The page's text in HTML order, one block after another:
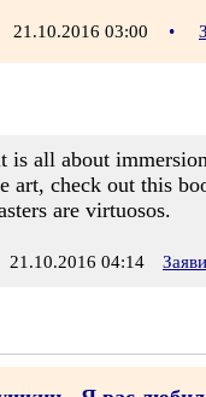
21.10.2016 03:00 •
is all about
art, check out this
are virtuosos.
21.10.2016 04:14